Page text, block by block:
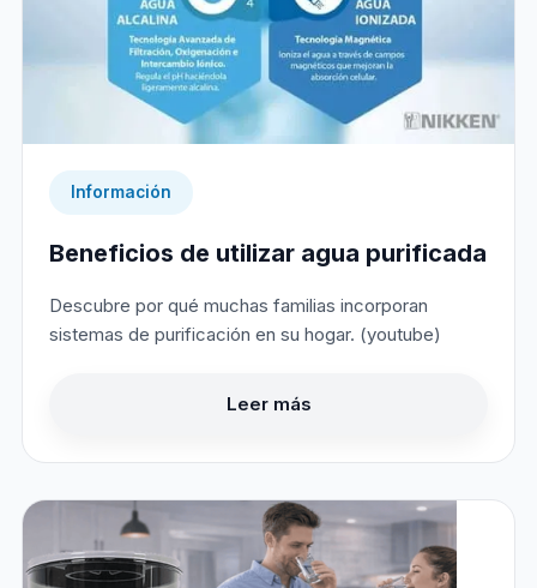
Información
Beneficios de utilizar agua purificada
Descubre por qué muchas familias incorporan
sistemas de purificación en su hogar. (youtube)
Leer más